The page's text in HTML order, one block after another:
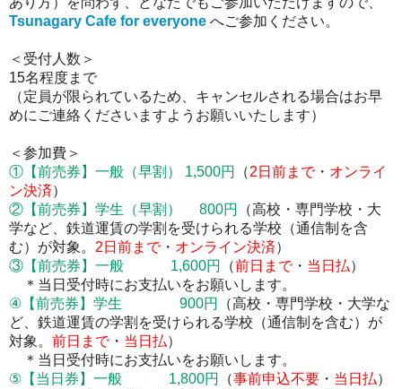
Tsunagary Cafe for everyone へご参加ください。
＜受付人数＞
15名程度まで
（定員が限られているため、キャンセルされる場合はお早
めにご連絡くださいますようお願いいたします）
＜参加費＞
① 【前売券】 一般（早割） 1,500円 （2 日前まで・ オンライ
ン決済）
② 【前売券】 学生（早割） 800円
（高校・専門学校・大
学など、鉄道運賃の学割を受けられる学校（通信制を含
む）が対象。 2 日前まで・ オンライン決済）
③ 【前売券】 一般 1,600円 （前日まで・ 当日払）
＊当日受付時にお支払いをお願いします。
④ 【前売券】 学生 900円
（高校・専門学校・大学な
ど、鉄道運賃の学割を受けられる学校（通信制を含む）が
対象。 前日まで・ 当日払）
＊当日受付時にお支払いをお願いします。
⑤【当日券】一般 1,800円
（事前申込不要 ・ 当日払）